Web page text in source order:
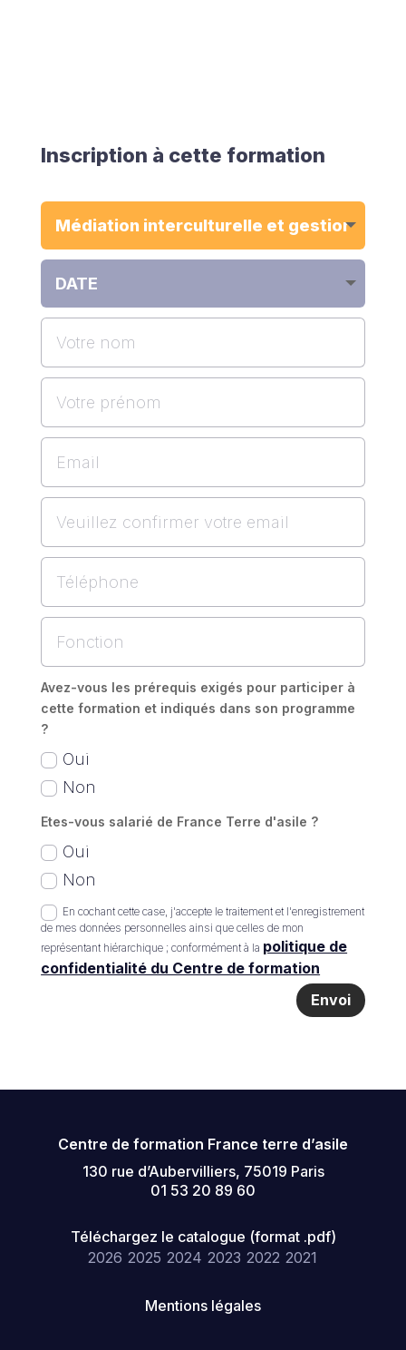
Inscription à cette formation
Avez-vous les prérequis exigés pour participer à
cette formation et indiqués dans son programme
?
Oui
Non
Etes-vous salarié de France Terre d'asile ?
Oui
Non
En cochant cette case, j'accepte le traitement et l'enregistrement
de mes données personnelles ainsi que celles de mon
représentant hiérarchique ; conformément à la politique de
confidentialité du Centre de formation
Envoi
Centre de formation France terre d’asile
130 rue d’Aubervilliers, 75019 Paris
01 53 20 89 60
Téléchargez le catalogue (format .pdf)
2026 2025 2024 2023 2022 2021
Mentions légales